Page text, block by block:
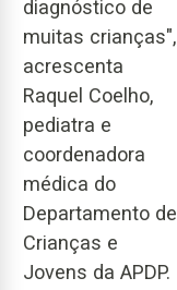
diagnóstico de
muitas crianças",
acrescenta
Raquel Coelho,
pediatra e
coordenadora
médica do
Departamento de
Crianças e
Jovens da APDP.